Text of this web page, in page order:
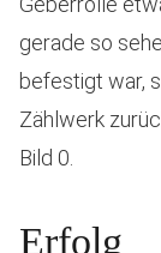
gerade so
befestigt war,
Zählwerk
Bild 0.
Erfolg